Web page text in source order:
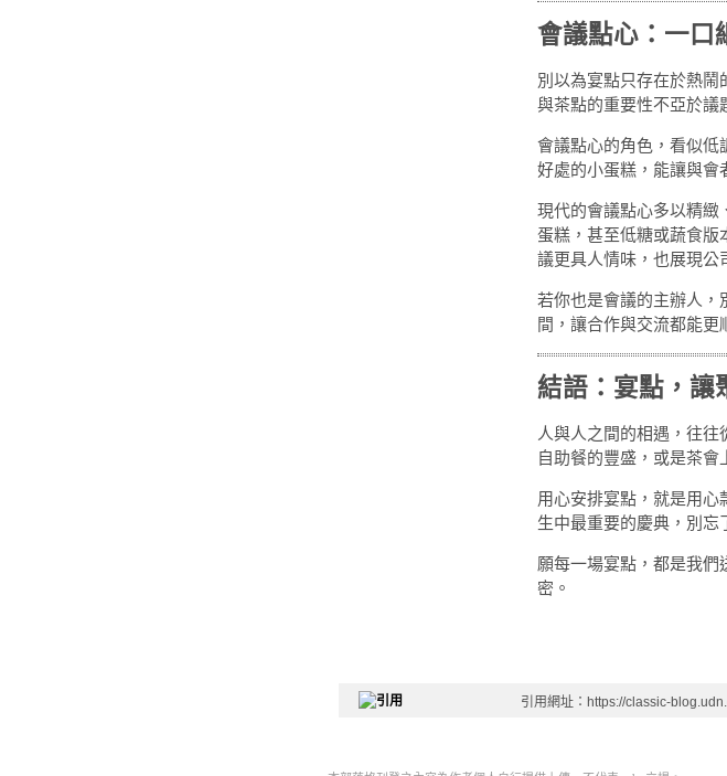
會議點心：一口
別以為宴點只存在於熱
與茶點的重要性不亞於議
會議點心的角色，看似低
好處的小蛋糕，能讓與會
現代的會議點心多以精緻
蛋糕，甚至低糖或蔬食版
議更具人情味，也展現公
若你也是會議的主辦人，
間，讓合作與交流都能更
結語：宴點，讓
人與人之間的相遇，往
自助餐的豐盛，或是茶會
用心安排宴點，就是用心
生中最重要的慶典，別忘
願每一場宴點，都是我
密。
引用網址：https://classic-